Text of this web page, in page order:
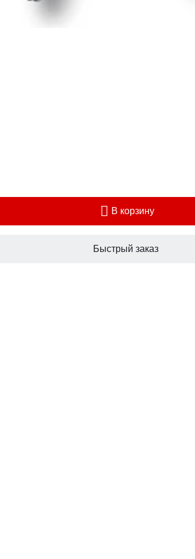
В корзину
Быстрый заказ